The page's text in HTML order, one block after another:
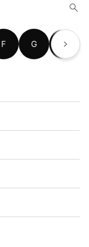
F G H